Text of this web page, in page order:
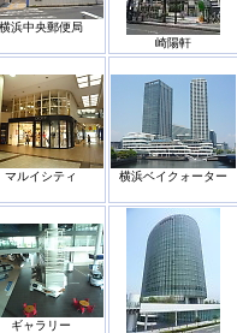
横浜中央郵便局
崎陽軒
マルイシティ 横浜ベイクォーター
ギャラリー